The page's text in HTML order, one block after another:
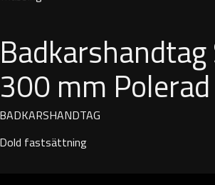
300 mm
BADKARSHANDTAG
Dold fastsättning